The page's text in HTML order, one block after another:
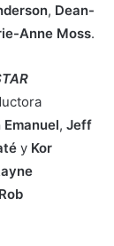
, Dean-
Anne Moss.
Emanuel, Jeff
y Kor
Rob